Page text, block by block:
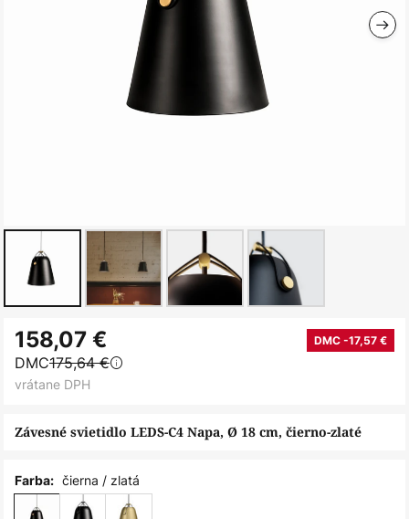
na
začiatok
galérie
Závesné svietidlo LEDS-C4 Napa, Ø 18 cm, čierno-zlaté
158,07 € DMC -17,57 €
DMC175,64 €
vrátane DPH
Farba: čierna / zlatá